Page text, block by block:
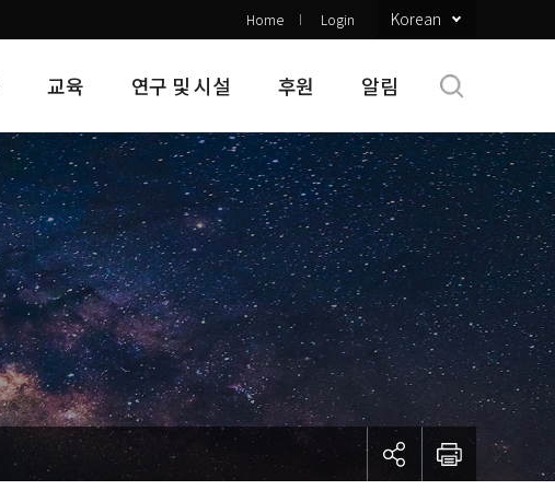
Home Login Korean
교육 연구 및 시설 후원 알림